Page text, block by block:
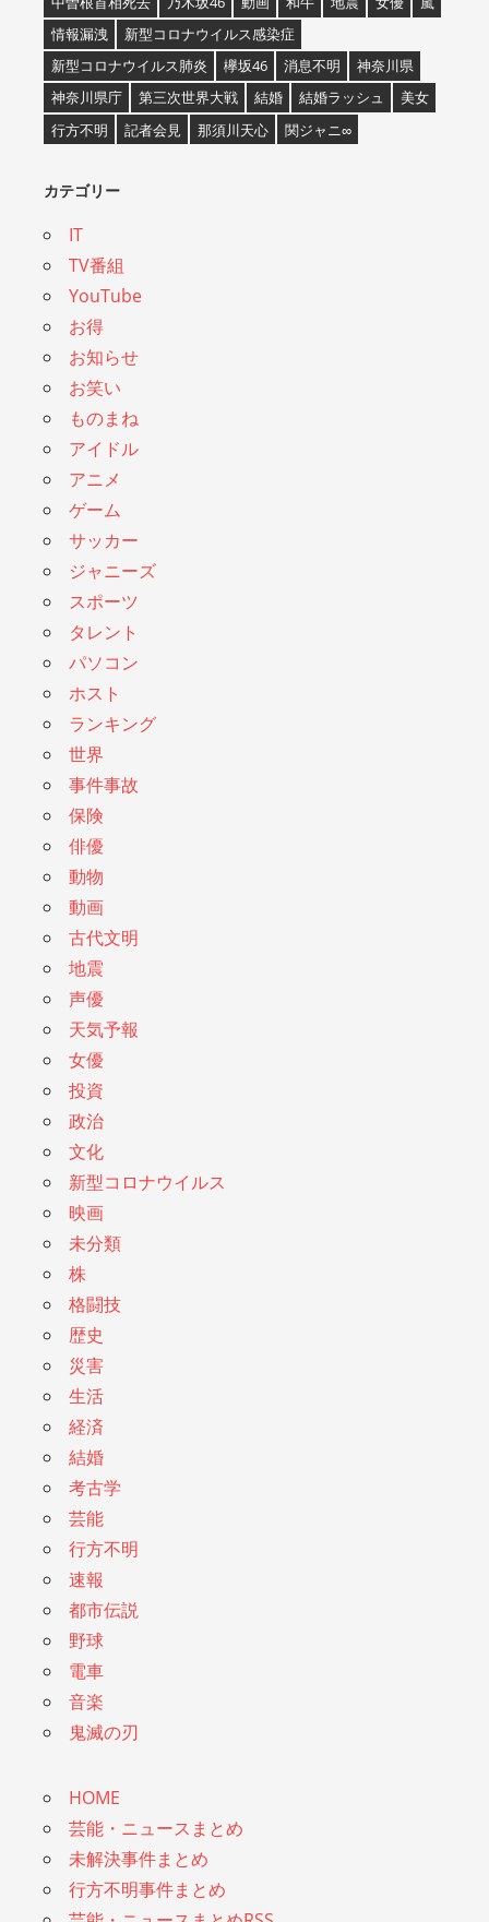
情報漏洩
新型コロナウイルス感染症
新型コロナウイルス肺炎
欅坂46 消息不明
神奈川県
神奈川県庁
第三次世界大戦 結婚 結婚ラッシュ
美女
行方不明
記者会見 那須川天心 関ジャニ∞
カテゴリー
IT
TV番組
YouTube
お得
お知らせ
お笑い
ものまね
アイドル
アニメ
ゲーム
サッカー
ジャニーズ
スポーツ
タレント
パソコン
ホスト
ランキング
世界
事件事故
保険
俳優
動物
動画
古代文明
地震
声優
天気予報
女優
投資
政治
文化
新型コロナウイルス
映画
未分類
株
格闘技
歴史
災害
生活
経済
結婚
考古学
芸能
行方不明
速報
都市伝説
野球
電車
音楽
鬼滅の刃
HOME
芸能・ニュースまとめ
未解決事件まとめ
行方不明事件まとめ